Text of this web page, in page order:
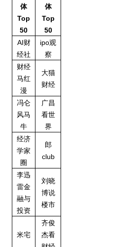
体
Top
50
体
Top
50
AI财
经社
ipo观
察
财经
马红
漫
大猫
财经
冯仑
风马
牛
广昌
看世
界
经济
学家
圈
郎
club
李迅
雷金
融与
投资
刘晓
博说
楼市
米宅
齐俊
杰看